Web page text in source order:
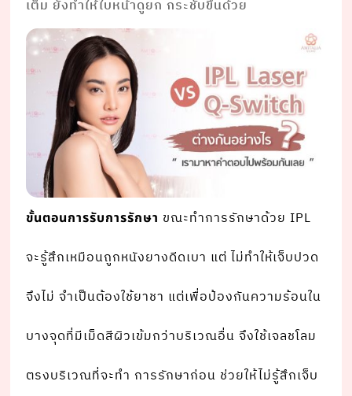
เต็ม ยังทําให้ใบหน้าดูยก กระชับขึ้นด้วย
ขั้นตอนการรับการรักษา ขณะทําการรักษาด้วย IPL
จะรู้สึกเหมือนถูกหนังยางดีดเบา แต่ ไม่ทําให้เจ็บปวด
จึงไม่ จําเป็นต้องใช้ยาชา แต่เพื่อป้องกันความร้อนใน
บางจุดที่มีเม็ดสีผิวเข้มกว่าบริเวณอื่น จึงใช้เจลชโลม
ตรงบริเวณที่จะทํา การรักษาก่อน ช่วยให้ไม่รู้สึกเจ็บ